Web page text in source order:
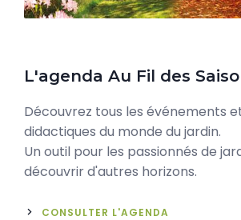
L'agenda Au Fil des
Découvrez tous les événements
didactiques du monde du jardin.
Un outil pour les passionnés de
découvrir d'autres horizons.
CONSULTER L'AGENDA